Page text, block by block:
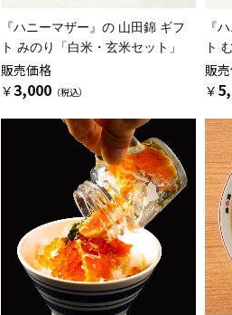
『ハニーマザー』の 山田錦 ギフ
ト みのり「白米・玄米セット」
販売価格
￥3,000
『
ト
販
￥